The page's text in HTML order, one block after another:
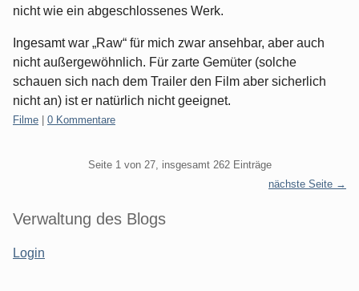
nicht wie ein abgeschlossenes Werk.
Ingesamt war „Raw“ für mich zwar ansehbar, aber auch
nicht außergewöhnlich. Für zarte Gemüter (solche
schauen sich nach dem Trailer den Film aber sicherlich
nicht an) ist er natürlich nicht geeignet.
Kategorien:
Filme 0 Kommentare
PaginationSeite 1 von 27, insgesamt 262 Einträge
nächste Seite →
Seitenleiste
Verwaltung des Blogs
Login